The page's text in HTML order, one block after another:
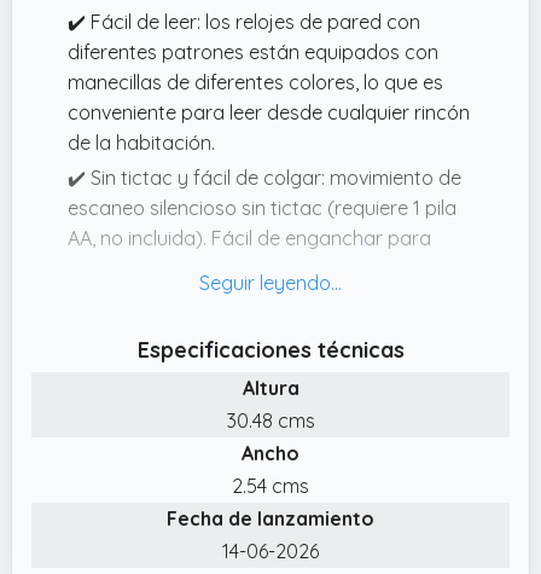
✔️ Fácil de leer: los relojes de pared con
diferentes patrones están equipados con
manecillas de diferentes colores, lo que es
conveniente para leer desde cualquier rincón
de la habitación.
✔️ Sin tictac y fácil de colgar: movimiento de
escaneo silencioso sin tictac (requiere 1 pila
AA, no incluida). Fácil de enganchar para
dormitorio, cocina, baño, aula, habitación de
invitados, oficina, comedor, cafetería,
biblioteca o cualquier pared de cualquier
✔️ Tamaño universal: 12 x 12 x 0.2 pulgadas,
forma cuadrada única con tamaño grande.
Amplios ángulos de visión y números
Especificaciones técnicas
Altura
30.48 cms
Ancho
2.54 cms
Fecha de lanzamiento
14-06-2026